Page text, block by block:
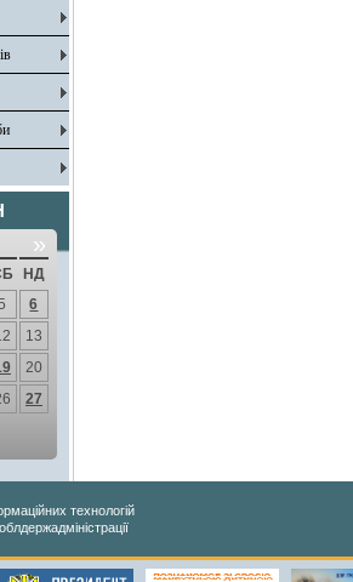
»
НД
6
13
20
27
технологій